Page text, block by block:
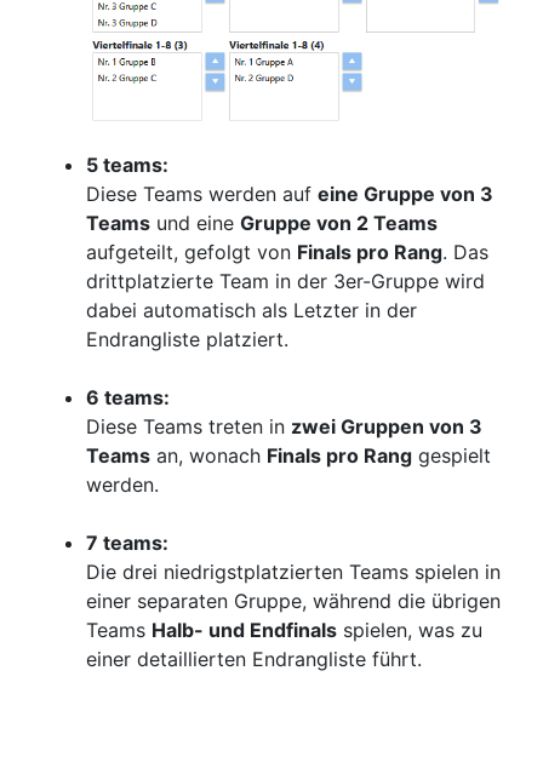
5 teams:
Diese Teams werden auf eine Gruppe von 3
Teams und eine Gruppe von 2 Teams
aufgeteilt, gefolgt von Finals pro Rang. Das
drittplatzierte Team in der 3er-Gruppe wird
dabei automatisch als Letzter in der
Endrangliste platziert.
6 teams:
Diese Teams treten in zwei Gruppen von 3
Teams an, wonach Finals pro Rang gespielt
werden.
7 teams:
Die drei niedrigstplatzierten Teams spielen in
einer separaten Gruppe, während die übrigen
Teams Halb- und Endfinals spielen, was zu
einer detaillierten Endrangliste führt.